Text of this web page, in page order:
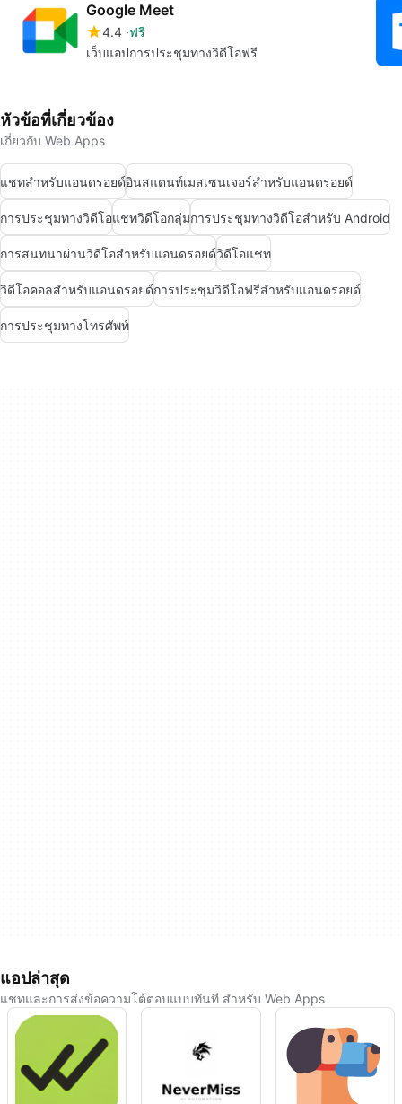
Google Meet
4.4 ฟรี
เว็บแอปการประชุมทางวิดีโอฟรี
หัวข้อที่เกี่ยวข้อง
เกี่ยวกับ Web Apps
แชทสำหรับแอนดรอยด์อินสแตนท์เมสเซนเจอร์สำหรับแอนดรอยด์
การประชุมทางวิดีโอแชทวิดีโอกลุ่มการประชุมทางวิดีโอสำหรับ Android
การสนทนาผ่านวิดีโอสำหรับแอนดรอยด์วิดีโอแชท
วิดีโอคอลสำหรับแอนดรอยด์การประชุมวิดีโอฟรีสำหรับแอนดรอยด์
การประชุมทางโทรศัพท์
แอปล่าสุด
แชทและการส่งข้อความโต้ตอบแบบทันที สำหรับ Web Apps